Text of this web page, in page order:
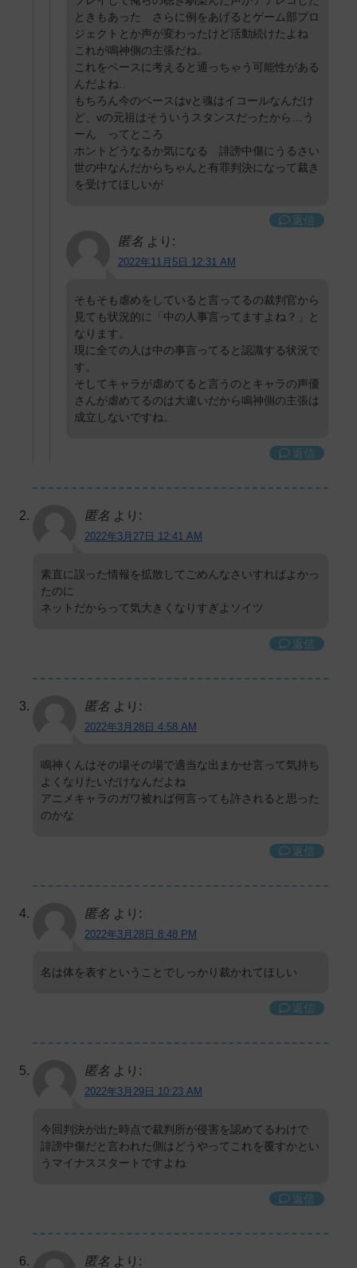
ときもあった さらに例をあげるとゲーム部プロ
ジェクトとか声が変わったけど活動続けたよね
これが鳴神側の主張だね。
これをベースに考えると通っちゃう可能性がある
んだよね..
もちろん今のベースはvと魂はイコールなんだけ
ど、vの元祖はそういうスタンスだったから…う
ーん ってところ
ホントどうなるか気になる 誹謗中傷にうるさい
世の中なんだからちゃんと有罪判決になって裁き
を受けてほしいが
返信
匿名 より:
2022年11月5日 12:31 AM
そもそも虐めをしていると言ってるの裁判官から
見ても状況的に「中の人事言ってますよね？」と
なります。
現に全ての人は中の事言ってると認識する状況で
す。
そしてキャラが虐めてると言うのとキャラの声優
さんが虐めてるのは大違いだから鳴神側の主張は
成立しないですね。
返信
匿名 より:
2022年3月27日 12:41 AM
素直に誤った情報を拡散してごめんなさいすればよかっ
たのに
ネットだからって気大きくなりすぎよソイツ
返信
匿名 より:
2022年3月28日 4:58 AM
鳴神くんはその場その場で適当な出まかせ言って気持ち
よくなりたいだけなんだよね
アニメキャラのガワ被れば何言っても許されると思った
のかな
返信
匿名 より:
2022年3月28日 8:48 PM
名は体を表すということでしっかり裁かれてほしい
返信
匿名 より:
2022年3月29日 10:23 AM
今回判決が出た時点で裁判所が侵害を認めてるわけで
誹謗中傷だと言われた側はどうやってこれを覆すかとい
うマイナススタートですよね
返信
匿名 より: